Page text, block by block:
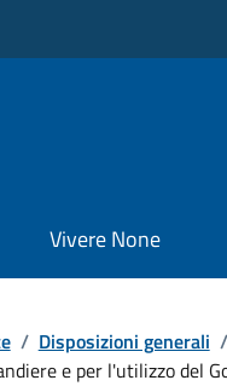
Vivere None
/ Disposizioni generali /
e per l'utilizzo del